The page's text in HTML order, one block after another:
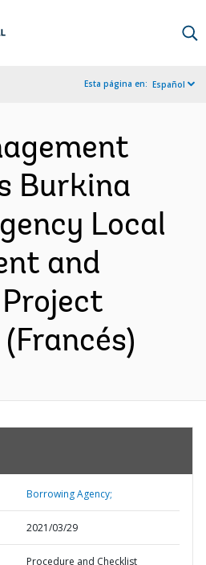
Esta página en: Español
Burkina
Local
and
Borrowing Agency;
2021/03/29
Procedure and Checklist